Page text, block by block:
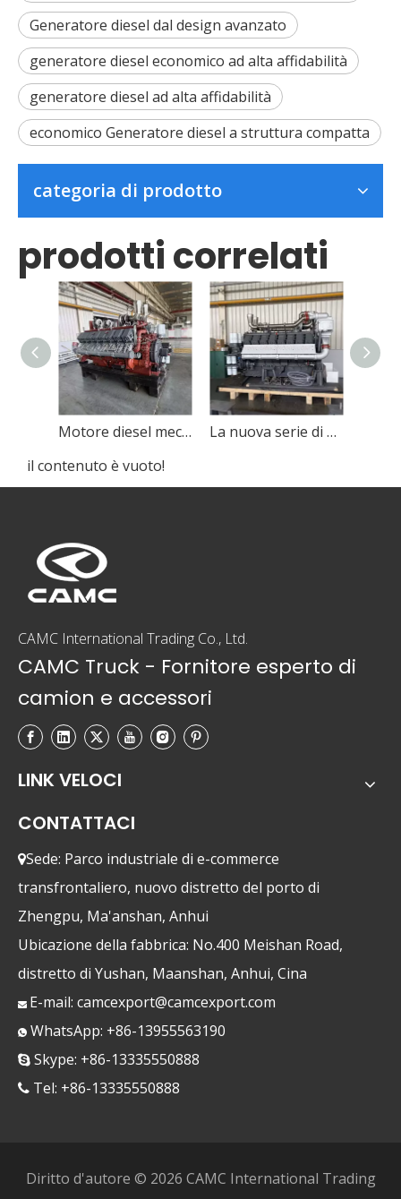
Generatore diesel dal design avanzato
generatore diesel economico ad alta affidabilità
generatore diesel ad alta affidabilità
economico Generatore diesel a struttura compatta
categoria di prodotto
prodotti correlati
Motore diesel meccanico ad alta potenza CAMC
La nuova serie di motori diesel marini CAMC
il contenuto è vuoto!
CAMC International Trading Co., Ltd.
CAMC Truck - Fornitore esperto di
camion e accessori
LINK VELOCI
CONTATTACI
Sede: Parco industriale di e-commerce
transfrontaliero, nuovo distretto del porto di
Zhengpu, Ma'anshan, Anhui
Ubicazione della fabbrica: No.400 Meishan Road,
distretto di Yushan, Maanshan, Anhui, Cina
 E-mail: camcexport@camcexport.com
 WhatsApp: +86-13955563190
 Skype: +86-13335550888
 Tel: +86-13335550888
Diritto d'autore © 2026 CAMC International Trading